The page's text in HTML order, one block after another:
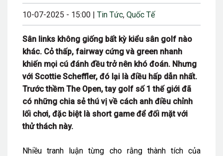
10-07-2025 - 15:00 | Tin Tức, Quốc Tế
Sân links không giống bất kỳ kiểu sân golf nào
khác. Cỏ thấp, fairway cứng và green nhanh
khiến mọi cú đánh đều trở nên khó đoán. Nhưng
với Scottie Scheffler, đó lại là điều hấp dẫn nhất.
Trước thềm The Open, tay golf số 1 thế giới đã
có những chia sẻ thú vị về cách anh điều chỉnh
lối chơi, đặc biệt là short game để đối mặt với
thử thách này.
Nhiều tranh luận từng cho rằng thành tích của